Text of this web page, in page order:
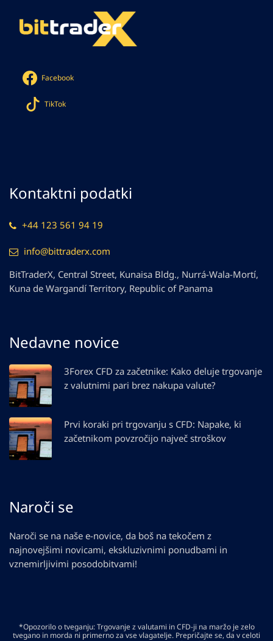
Facebook
TikTok
Kontaktni podatki
+44 123 561 94 19
info@bittraderx.com
BitTraderX, Central Street, Kunaisa Bldg., Nurrá-Wala-Mortí,
Kuna de Wargandí Territory, Republic of Panama
Nedavne novice
3Forex CFD za začetnike: Kako deluje trgovanje
z valutnimi pari brez nakupa valute?
Prvi koraki pri trgovanju s CFD: Napake, ki
začetnikom povzročijo največ stroškov
Naroči se
Naroči se na naše e-novice, da boš na tekočem z
najnovejšimi novicami, ekskluzivnimi ponudbami in
vznemirljivimi posodobitvami!
*Opozorilo o tveganju: Trgovanje z valutami in CFD-ji na maržo je zelo
tvegano in morda ni primerno za vse vlagatelje. Prepričajte se, da v celoti